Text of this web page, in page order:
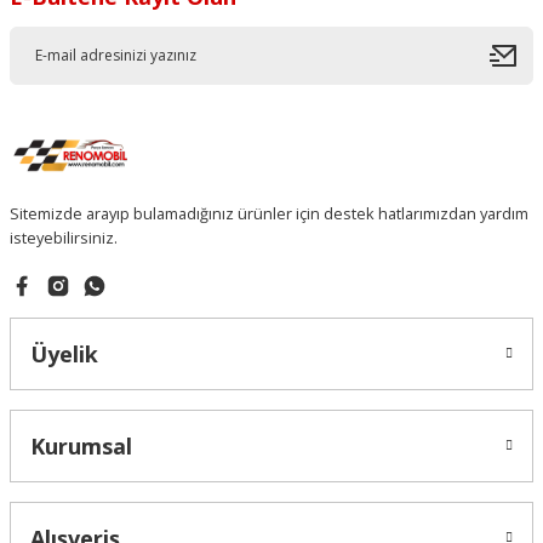
Sitemizde arayıp bulamadığınız ürünler için destek hatlarımızdan yardım
isteyebilirsiniz.
Üyelik
Kurumsal